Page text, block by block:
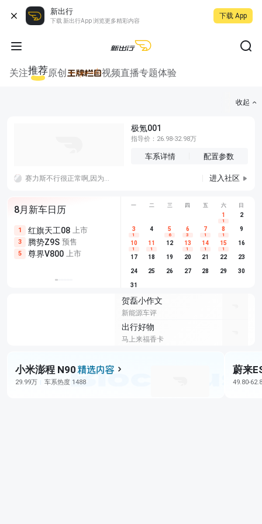
新出行
下载 新出行App 浏览更多精彩内容
下载 App
关注推荐原创 视频直播专题体验
收起
极氪001
指导价：26.98-32.98万
车系详情 配置参数
赛力斯不行很正常啊,因为拿不出手啊，妄想品牌效应，那么就要像特斯拉一样会讲故事，不行就老老实实技术研发，光跟遥遥领先加一个外观是没用的 进入社区
8月新车日历
1 红旗天工08 上市
3 腾势Z9S 预售
5 尊界V800 上市
尊界V680 上市
享界G9 预售
别克至境L7 预售
埃安
长城H10
深蓝S05
一 二 三 四 五 六 日
1
1
2
3
1
4 5
6
6
3
7
1
8
1
9
10
1
11
1
12 13
1
14
1
15
1
16
17 18 19 20 21 22 23
24 25 26 27 28 29 30
31
贺磊小作文
新能源车评
出行好物
马上来福香卡
小米澎程 N90
29.99万 车系热度 1488
蔚来
49.80-